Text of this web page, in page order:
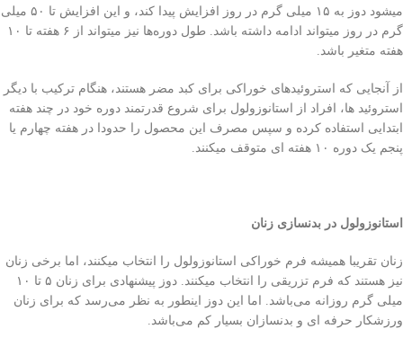
میشود دوز به ۱۵ میلی‌ گرم در روز افزایش پیدا کند، و این افزایش تا ۵۰ میلی‌
گرم در روز میتواند ادامه داشته باشد. طول دوره‌ها نیز میتواند از ۶ هفته تا ۱۰
هفته متغیر باشد.
از آنجایی که استروئید‌های خوراکی برای کبد مضر هستند، هنگام ترکیب با دیگر
استروئید ها، افراد از استانوزولول برای شروع قدرتمند دوره خود در چند هفته
ابتدایی استفاده کرده و سپس مصرف این محصول را حدودا در هفته چهارم یا
پنجم یک دوره ۱۰ هفته ای متوقف میکنند.
استانوزولول در بدنسازی زنان
زنان تقریبا همیشه فرم خوراکی استانوزولول را انتخاب میکنند، اما برخی‌ زنان
نیز هستند که فرم تزریقی را انتخاب میکنند. دوز پیشنهادی برای زنان ۵ تا ۱۰
میلی‌ گرم روزانه می‌باشد. اما این دوز اینطور به نظر می‌رسد که برای زنان
ورزشکار حرفه ای و بدنسازان بسیار کم می‌باشد.